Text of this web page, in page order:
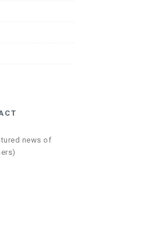
news of